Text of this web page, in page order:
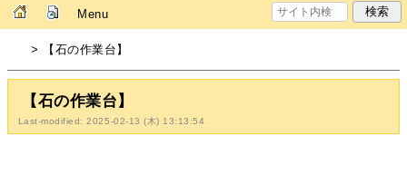
Menu
> 【石の作業台】
【石の作業台】
Last-modified: 2025-02-13 (木) 13:13:54